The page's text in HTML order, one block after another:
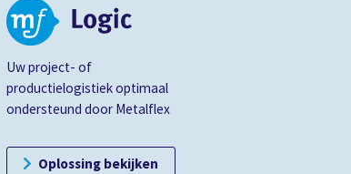
Uw project- of
productielogistiek optimaal
ondersteund door Metalflex
Oplossing bekijken